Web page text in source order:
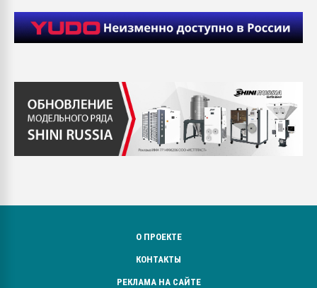
О ПРОЕКТЕ
КОНТАКТЫ
РЕКЛАМА НА САЙТЕ